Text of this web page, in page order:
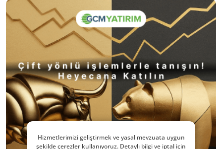
Hizmetlerimizi geliştirmek ve yasal mevzuata uygun
şekilde çerezler kullanıyoruz. Detaylı bilgi ve iptal için